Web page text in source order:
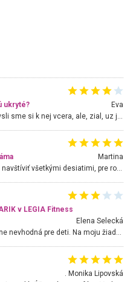
ukryté?
Eva
Martina
Nádherné miesto ktoré odporúčam navštíviť všetkými desiatimi, pre rodiny s deťmi, dôchodcom... Proste a jednoducho ozaj rozprávkový les.. určite ešte prídeme. Odniesli sme si na pamiatku krásne tričká,
v LEGIA Fitness
Elena Selecká
Kútik výborný, ale hlučná hudba úplne nevhodná pre deti. Na moju žiadosť o aspoň sušenie nereagovali.
. Monika Lipovská